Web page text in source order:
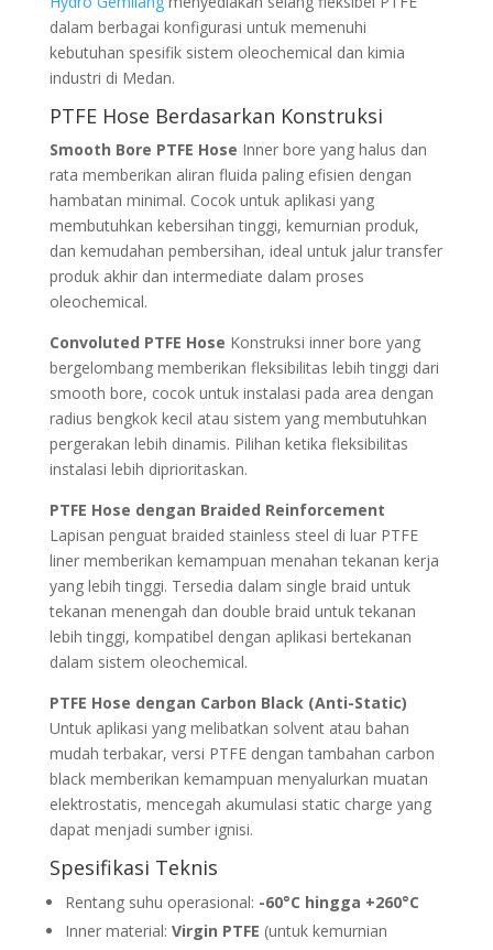
dalam berbagai konfigurasi untuk memenuhi
kebutuhan spesifik sistem oleochemical dan kimia
industri di Medan.
PTFE Hose Berdasarkan Konstruksi
Smooth Bore PTFE Hose Inner bore yang halus dan
rata memberikan aliran fluida paling efisien dengan
hambatan minimal. Cocok untuk aplikasi yang
membutuhkan kebersihan tinggi, kemurnian produk,
dan kemudahan pembersihan, ideal untuk jalur transfer
produk akhir dan intermediate dalam proses
oleochemical.
Convoluted PTFE Hose Konstruksi inner bore yang
bergelombang memberikan fleksibilitas lebih tinggi dari
smooth bore, cocok untuk instalasi pada area dengan
radius bengkok kecil atau sistem yang membutuhkan
pergerakan lebih dinamis. Pilihan ketika fleksibilitas
instalasi lebih diprioritaskan.
PTFE Hose dengan Braided Reinforcement
Lapisan penguat braided stainless steel di luar PTFE
liner memberikan kemampuan menahan tekanan kerja
yang lebih tinggi. Tersedia dalam single braid untuk
tekanan menengah dan double braid untuk tekanan
lebih tinggi, kompatibel dengan aplikasi bertekanan
dalam sistem oleochemical.
PTFE Hose dengan Carbon Black (Anti-Static)
Untuk aplikasi yang melibatkan solvent atau bahan
mudah terbakar, versi PTFE dengan tambahan carbon
black memberikan kemampuan menyalurkan muatan
elektrostatis, mencegah akumulasi static charge yang
dapat menjadi sumber ignisi.
Spesifikasi Teknis
Rentang suhu operasional: -60°C hingga +260°C
Inner material: Virgin PTFE (untuk kemurnian